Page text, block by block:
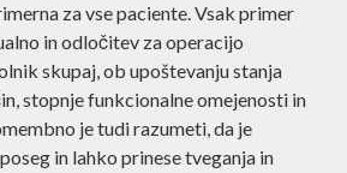
za vse paciente. Vsak primer
in odločitev za operacijo
skupaj, ob upoštevanju stanja
stopnje funkcionalne omejenosti in
je tudi razumeti, da je
in lahko prinese tveganja in